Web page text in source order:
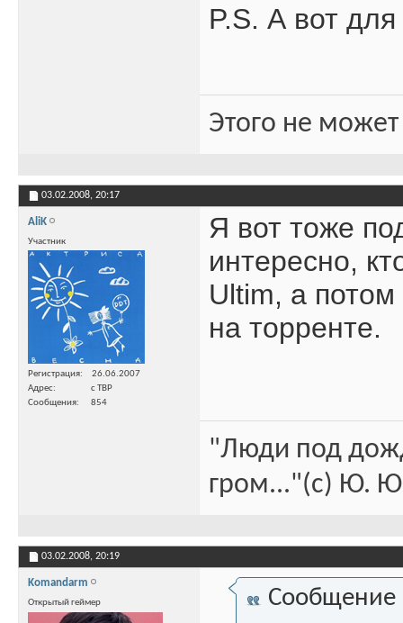
P.S. А вот
Этого не
03.02.2008, 20:17
AliK
Участник
Регистрация
26.06.2007
Адрес
с ТВР
Сообщения
854
Я вот тоже
интересно,
Ultim, а потом
на торренте.
"Люди под
гром..."(c) Ю.
03.02.2008, 20:19
Komandarm
Открытый геймер Сообщение